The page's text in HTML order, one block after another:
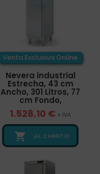
Venta Exclusiva Online
Nevera industrial
Estrecha, 43 cm
Ancho, 301 Litros, 77
cm Fondo,
1.528,10 € + IVA
 ¡AL CARRITO!